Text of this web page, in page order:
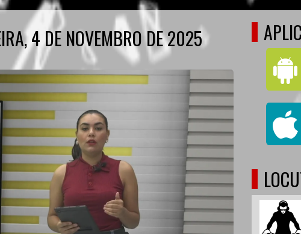
4 DE NOVEMBRO DE 2025